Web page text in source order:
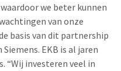
we beter kunnen
van onze
basis van dit partnership
EKB is al jaren
“Wij investeren veel in